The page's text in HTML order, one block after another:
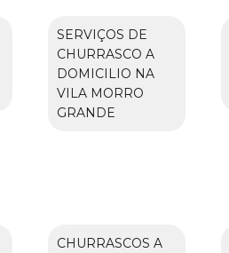
SERVIÇOS DE
CHURRASCO A
DOMICILIO NA
VILA MORRO
GRANDE
CHURRASCOS A